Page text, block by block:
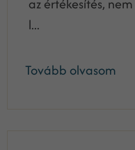
az értékesítés,
l...
Tovább olvasom